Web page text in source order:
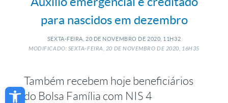
Open toolbar
para nascidos em dezembro
SEXTA-FEIRA, 20 DE NOVEMBRO DE 2020, 11H32
MODIFICADO: SEXTA-FEIRA, 20 DENOVEMBRO DE 2020, 16H35
Também recebem hoje beneficiários
do Bolsa Família com NIS 4